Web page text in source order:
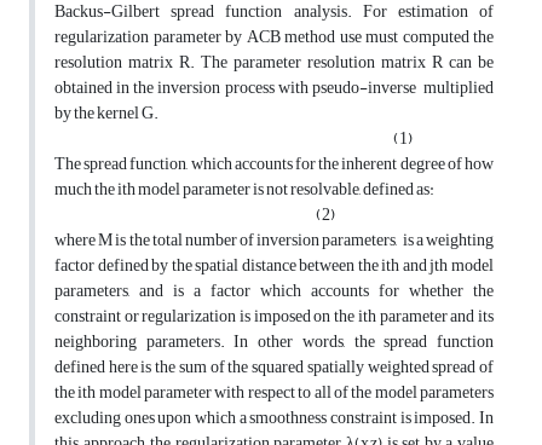
Backus-Gilbert spread function analysis. For estimation of
regularization parameter by ACB method use must computed the
resolution matrix R. The parameter resolution matrix R can be
obtained in the inversion process with pseudo-inverse multiplied
by the kernel G.
(1)
The spread function, which accounts for the inherent degree of how
much the ith model parameter is not resolvable, defined as:
(2)
where M is the total number of inversion parameters, is a weighting
factor defined by the spatial distance between the ith and jth model
parameters, and is a factor which accounts for whether the
constraint or regularization is imposed on the ith parameter and its
neighboring parameters. In other words, the spread function
defined here is the sum of the squared spatially weighted spread of
the ith model parameter with respect to all of the model parameters
excluding ones upon which a smoothness constraint is imposed. In